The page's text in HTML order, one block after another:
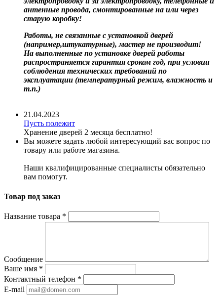
антенные провода, смонтированные на или через
старую коробку!
Работы, не связанные с установкой дверей
(например,штукатурные), мастер не производит!
На выполненные по установке дверей работы
распространяется гарантия сроком год, при условии
соблюдения технических требований по
эксплуатации (температурный режим, влажность и
т.п.)
21.04.2023
Пусть полежит
Хранение дверей 2 месяца бесплатно!
Вы можете задать любой интересующий вас вопрос по
товару или работе магазина.
Наши квалифицированные специалисты обязательно
вам помогут.
Товар под заказ
Название товара *
Сообщение
Ваше имя *
Контактный телефон *
E-mail